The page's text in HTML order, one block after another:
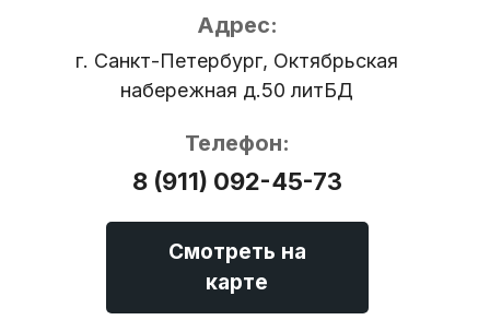
Адрес:
г. Санкт-Петербург, Октябрьская
набережная д.50 литБД
Телефон:
8 (911) 092-45-73
Смотреть на
карте